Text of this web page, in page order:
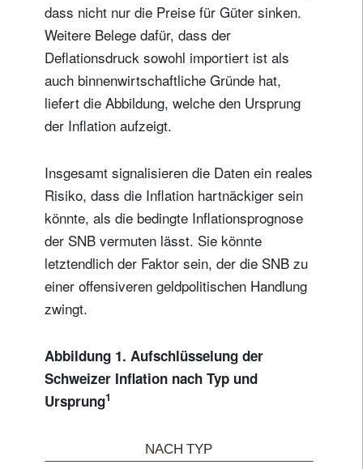
dass nicht nur die Preise für Güter sinken.
Weitere Belege dafür, dass der
Deflationsdruck sowohl importiert ist als
auch binnenwirtschaftliche Gründe hat,
liefert die Abbildung, welche den Ursprung
der Inflation aufzeigt.
Insgesamt signalisieren die Daten ein reales
Risiko, dass die Inflation hartnäckiger sein
könnte, als die bedingte Inflationsprognose
der SNB vermuten lässt. Sie könnte
letztendlich der Faktor sein, der die SNB zu
einer offensiveren geldpolitischen Handlung
zwingt.
Abbildung 1. Aufschlüsselung der
Schweizer Inflation nach Typ und
Ursprung1